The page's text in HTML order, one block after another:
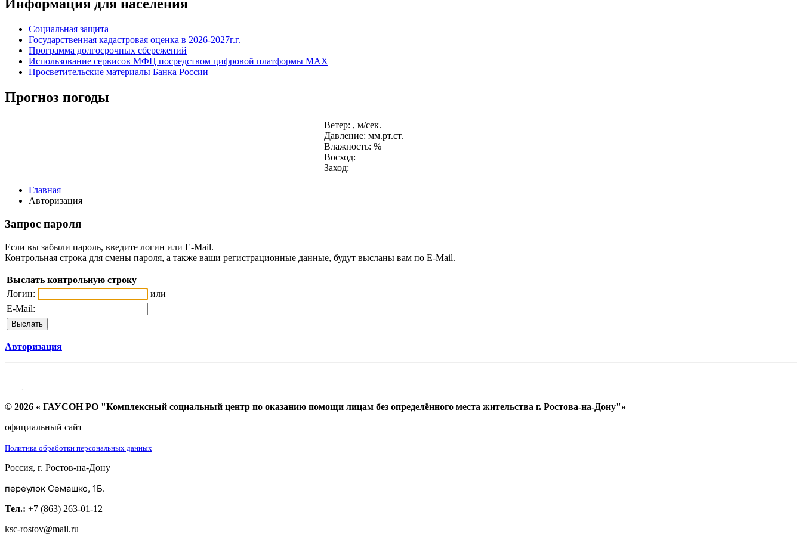
Информация для населения
Социальная защита
Государственная кадастровая оценка в 2026-2027г.г.
Программа долгосрочных сбережений
Использование сервисов МФЦ посредством цифровой платформы MAX
Просветительские материалы Банка России
Прогноз погоды
Ветер: , м/сек.
Давление: мм.рт.ст.
Влажность: %
Восход:
Заход:
Главная
Авторизация
Запрос пароля
Если вы забыли пароль, введите логин или E-Mail.
Контрольная строка для смены пароля, а также ваши регистрационные данные, будут высланы вам по E-Mail.
Выслать контрольную строку
Логин:
или
E-Mail:
Авторизация
© 2026 « ГАУСОН РО "Комплексный социальный центр по оказанию помощи лицам без определённого места жительства г. Ростова-на-Дону"»
официальный сайт
Политика обработки персональных данных
Россия, г. Ростов-на-Дону
переулок Семашко, 1Б.
Тел.: +7 (863) 263-01-12
ksc-rostov@mail.ru